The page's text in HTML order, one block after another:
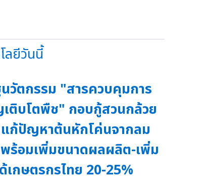
ลยีวันนี้
วัตกรรม "สารควบคุมการ
เติบโตพืช" กอบกู้สวนกล้วย
ก้ปัญหาต้นหักโค่นจากลม
ร้อมเพิ่มขนาดผลผลิต-เพิ่ม
เกษตรกรไทย 20-25%